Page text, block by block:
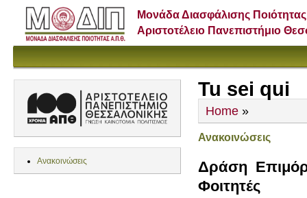
Μονάδα Διασφάλισης Ποιότητας
Αριστοτέλειο Πανεπιστήμιο
Ανακοινώσεις
Tu sei qui
Home »
Ανακοινώσεις
Δράση
Φοιτητές